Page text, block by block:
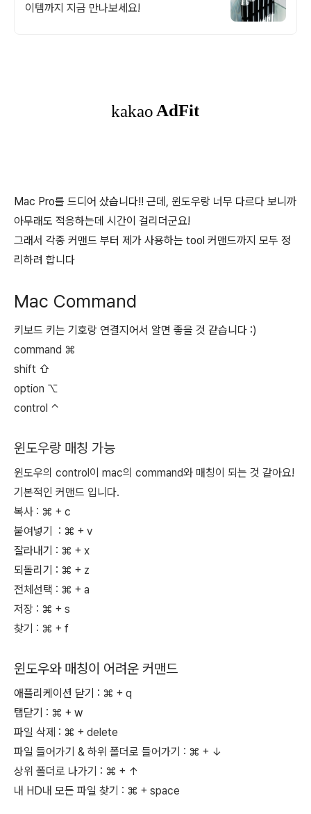
이템까지 지금 만나보세요!
Mac Pro를 드디어 샀습니다!! 근데, 윈도우랑 너무 다르다 보니까
아무래도 적응하는데 시간이 걸리더군요!
그래서 각종 커맨드 부터 제가 사용하는 tool 커맨드까지 모두 정
리하려 합니다
Mac Command
키보드 키는 기호랑 연결지어서 알면 좋을 것 같습니다 :)
command ⌘
shift ⇧
option ⌥
control ⌃
윈도우랑 매칭 가능
윈도우의 control이 mac의 command와 매칭이 되는 것 같아요!
기본적인 커맨드 입니다.
복사 : ⌘ + c
붙여넣기 : ⌘ + v
잘라내기 : ⌘ + x
되돌리기 : ⌘ + z
전체선택 : ⌘ + a
저장 : ⌘ + s
찾기 : ⌘ + f
윈도우와 매칭이 어려운 커맨드
애플리케이션 닫기 : ⌘ + q
탭닫기 : ⌘ + w
파일 삭제 : ⌘ + delete
파일 들어가기 & 하위 폴더로 들어가기 : ⌘ + ↓
상위 폴더로 나가기 : ⌘ + ↑
내 HD내 모든 파일 찾기 : ⌘ + space